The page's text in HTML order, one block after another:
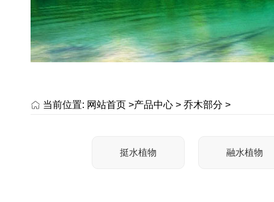
当前位置: 网站首页 >产品中心 > 乔木部分 >
挺水植物 融水植物